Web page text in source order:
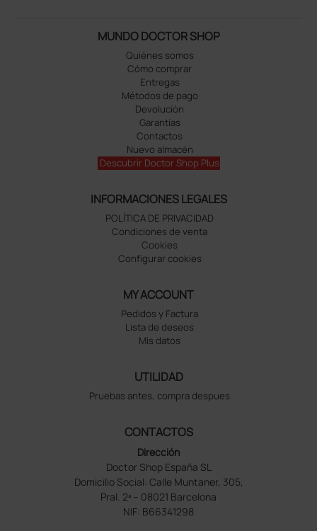
MUNDO DOCTOR SHOP
Quiénes somos
Cómo comprar
Entregas
Métodos de pago
Devolución
Garantías
Contactos
Nuevo almacén
Descubrir Doctor Shop Plus
INFORMACIONES LEGALES
POLÍTICA DE PRIVACIDAD
Condiciones de venta
Cookies
Configurar cookies
MY ACCOUNT
Pedidos y Factura
Lista de deseos
Mis datos
UTILIDAD
Pruebas antes, compra despues
CONTACTOS
Dirección
Doctor Shop España SL
Domicilio Social: Calle Muntaner, 305,
Pral. 2ª – 08021 Barcelona
NIF: B66341298